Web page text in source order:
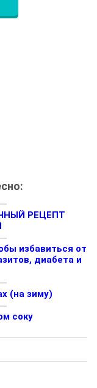
РЕЦЕПТ
избавиться от
диабета и
(на зиму)
соку